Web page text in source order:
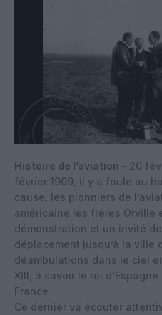
Histoire de l’aviation – 20
février 1909, il y a foule au
cause, les pionniers de
américaine les frères Orville
démonstration et un invité
déplacement jusqu’à la ville
déambulations dans le ciel
XIII, à savoir le roi
France.
Ce dernier va écouter